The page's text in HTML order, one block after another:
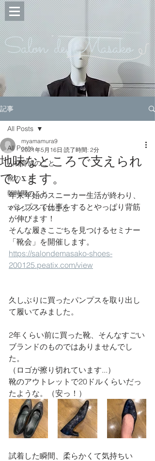
Salon de Masako
記事
All Posts
人材育成のこと
靴のこと
朝時間のこと
マネジメントのこと
All Posts
地味なところで支えられ
ています。
myamamura9
2021年5月16日 読了時間: 2分
年末年始のスニーカー生活が終わり、
パンプスで仕事をするとやっぱり背筋
が伸びます！
そんな履きこごちを見つけるセミナー
「靴会」を開催します。
https://salondemasako-shoes-
200125.peatix.com/view
久しぶりに買ったパンプスを取り出し
て履いてみました。
2年くらい前に買った靴、そんなすごい
ブランドのものではありませんでし
た。
（ロゴが擦り切れています...）
靴のアウトレットで20ドルくらいだっ
たような。（安っ！）
試着した瞬間、柔らかくて気持ちい